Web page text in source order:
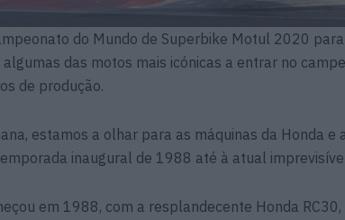
do Mundo de Superbike Motul 2020
das motos mais icónicas a entrar no
de produção.
estamos a olhar para as máquinas da Honda e
inaugural de 1988 até à atual
em 1988, com a resplandecente Honda